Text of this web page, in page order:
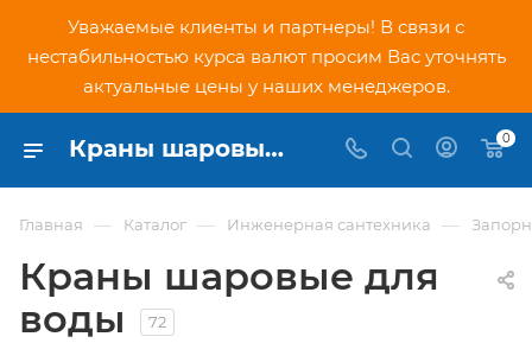
Уважаемые клиенты и партнеры! В связи с
нестабильностью курса валют просим Вас уточнять
актуальные цены у наших менеджеров.
Краны шаровые для воды каталог с ценами - купить шаровые краны для водопровода в Москве в интернет-магазине PNDtech.ru 0
Главная — Каталог — Инженерная сантехника —
Краны шаровые для
воды
72